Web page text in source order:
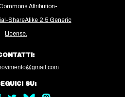
MILANO
SPAZI
POPOLARE
Attribution-
ShareAlike 2.5 Generic
License.
SU: